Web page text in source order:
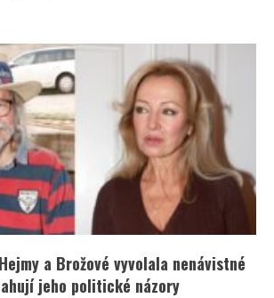
a Brožové vyvolala nenávistné
jeho politické názory